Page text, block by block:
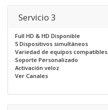
Servicio 3
Full HD & HD Disponible
5 Dispositivos simultáneos
Variedad de equipos compatibles
Soporte Personalizado
Activación veloz
Ver Canales